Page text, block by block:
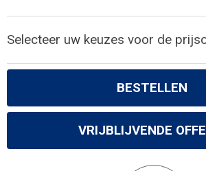
Selecteer uw keuzes voor de
BESTELLEN
VRIJBLIJVENDE